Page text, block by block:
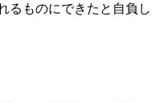
るものにできたと自負し